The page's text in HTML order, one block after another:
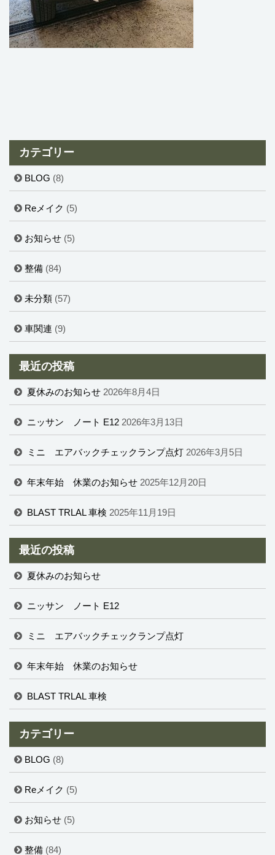
カテゴリー
BLOG (8)
Reメイク (5)
お知らせ (5)
整備 (84)
未分類 (57)
車関連 (9)
最近の投稿
夏休みのお知らせ 2026年8月4日
ニッサン ノート E12 2026年3月13日
ミニ エアバックチェックランプ点灯 2026年3月5日
年末年始 休業のお知らせ 2025年12月20日
BLAST TRLAL 車検 2025年11月19日
最近の投稿
夏休みのお知らせ
ニッサン ノート E12
ミニ エアバックチェックランプ点灯
年末年始 休業のお知らせ
BLAST TRLAL 車検
カテゴリー
BLOG (8)
Reメイク (5)
お知らせ (5)
整備 (84)